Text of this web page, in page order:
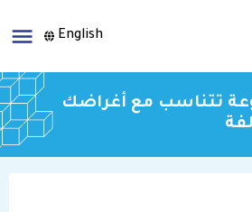
English
تتناسب مع أغراضك